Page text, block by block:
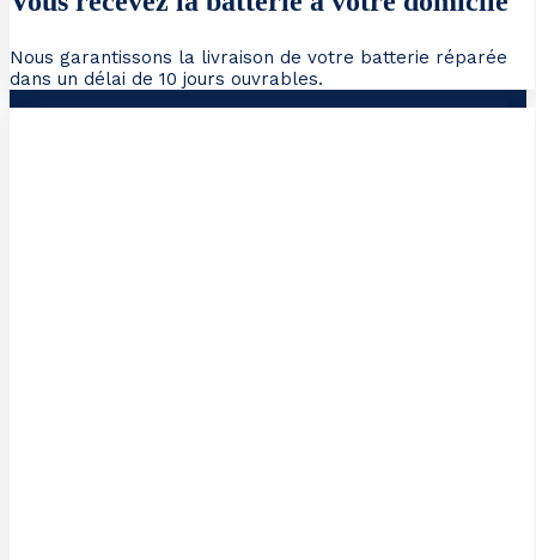
Nous garantissons la livraison de votre batterie réparée
dans un délai de 10 jours ouvrables.